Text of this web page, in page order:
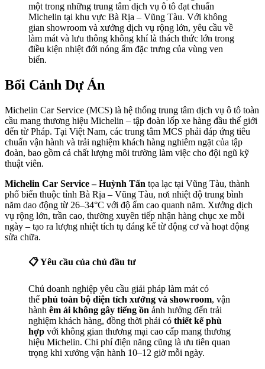
một trong những trung tâm dịch vụ ô tô đạt chuẩn
Michelin tại khu vực Bà Rịa – Vũng Tàu. Với không
gian showroom và xưởng dịch vụ rộng lớn, yêu cầu về
làm mát và lưu thông không khí là thách thức lớn trong
điều kiện nhiệt đới nóng ẩm đặc trưng của vùng ven
biển.
Bối Cảnh Dự Án
Michelin Car Service (MCS) là hệ thống trung tâm dịch vụ ô tô toàn
cầu mang thương hiệu Michelin – tập đoàn lốp xe hàng đầu thế giới
đến từ Pháp. Tại Việt Nam, các trung tâm MCS phải đáp ứng tiêu
chuẩn vận hành và trải nghiệm khách hàng nghiêm ngặt của tập
đoàn, bao gồm cả chất lượng môi trường làm việc cho đội ngũ kỹ
thuật viên.
Michelin Car Service – Huỳnh Tấn tọa lạc tại Vũng Tàu, thành
phố biển thuộc tỉnh Bà Rịa – Vũng Tàu, nơi nhiệt độ trung bình
năm dao động từ 26–34°C với độ ẩm cao quanh năm. Xưởng dịch
vụ rộng lớn, trần cao, thường xuyên tiếp nhận hàng chục xe mỗi
ngày – tạo ra lượng nhiệt tích tụ đáng kể từ động cơ và hoạt động
sửa chữa.
📋 Yêu cầu của chủ đầu tư
Chủ doanh nghiệp yêu cầu giải pháp làm mát có
thể phủ toàn bộ diện tích xưởng và showroom, vận
hành êm ái không gây tiếng ồn ảnh hưởng đến trải
nghiệm khách hàng, đồng thời phải có thiết kế phù
hợp với không gian thương mại cao cấp mang thương
hiệu Michelin. Chi phí điện năng cũng là ưu tiên quan
trọng khi xưởng vận hành 10–12 giờ mỗi ngày.